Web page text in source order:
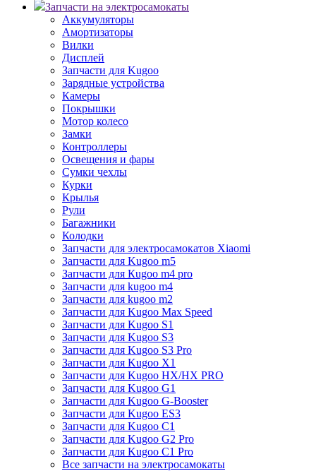
Запчасти на электросамокаты
Аккумуляторы
Амортизаторы
Вилки
Дисплей
Запчасти для Kugoo
Зарядные устройства
Камеры
Покрышки
Мотор колесо
Замки
Контроллеры
Освещения и фары
Сумки чехлы
Курки
Крылья
Рули
Багажники
Колодки
Запчасти для электросамокатов Xiaomi
Запчасти для Kugoo m5
Запчасти для Кugoo m4 pro
Запчасти для kugoo m4
Запчасти для kugoo m2
Запчасти для Kugoo Max Speed
Запчасти для Kugoo S1
Запчасти для Kugoo S3
Запчасти для Kugoo S3 Pro
Запчасти для Kugoo X1
Запчасти для Kugoo HX/HX PRO
Запчасти для Kugoo G1
Запчасти для Kugoo G-Booster
Запчасти для Kugoo ES3
Запчасти для Kugoo C1
Запчасти для Kugoo G2 Pro
Запчасти для Kugoo C1 Pro
Все запчасти на электросамокаты